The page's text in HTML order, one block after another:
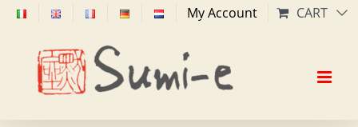
Skip
content
My Account CART